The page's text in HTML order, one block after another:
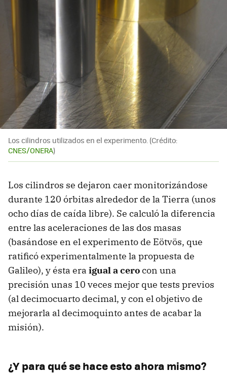
Los cilindros utilizados en el experimento. (Crédito:
CNES/ONERA)
Los cilindros se dejaron caer monitorizándose
durante 120 órbitas alrededor de la Tierra (unos
ocho días de caída libre). Se calculó la diferencia
entre las aceleraciones de las dos masas
(basándose en el experimento de Eötvös, que
ratificó experimentalmente la propuesta de
Galileo), y ésta era igual a cerocon una
precisión unas 10 veces mejor que tests previos
(al decimocuarto decimal, y con el objetivo de
mejorarla al decimoquinto antes de acabar la
misión).
¿Y para qué se hace esto ahora mismo?